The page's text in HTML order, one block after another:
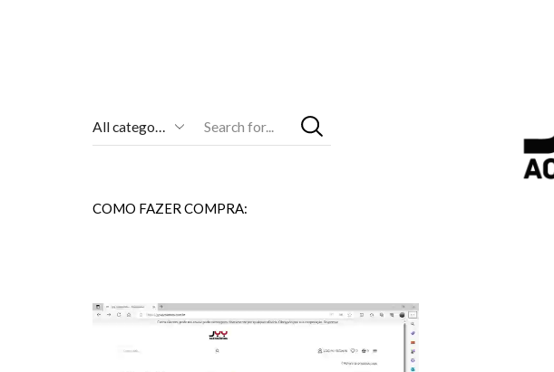
Entrada
COMO FAZER COMPRA: